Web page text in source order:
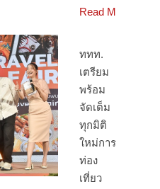
Read More
ททท.
เตรียม
พร้อม
จัดเต็ม
ทุกมิติ
ใหม่การ
ท่อง
เที่ยว